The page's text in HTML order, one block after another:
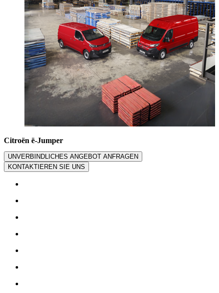
Citroën ë-Jumper
UNVERBINDLICHES ANGEBOT ANFRAGEN
KONTAKTIEREN SIE UNS